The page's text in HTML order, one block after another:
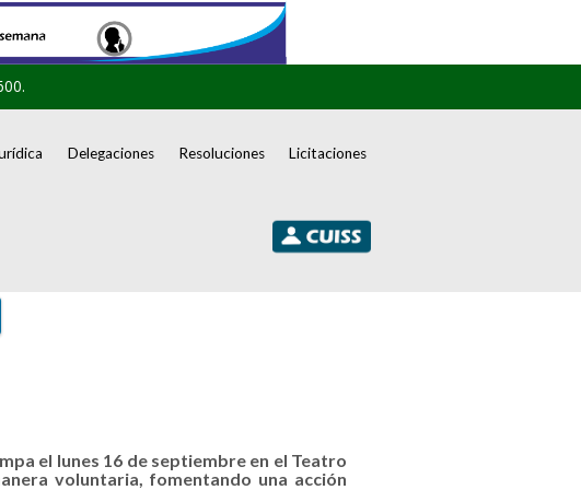
Delegaciones Resoluciones Licitaciones
el lunes 16 de septiembre en el Teatro
voluntaria, fomentando una acción